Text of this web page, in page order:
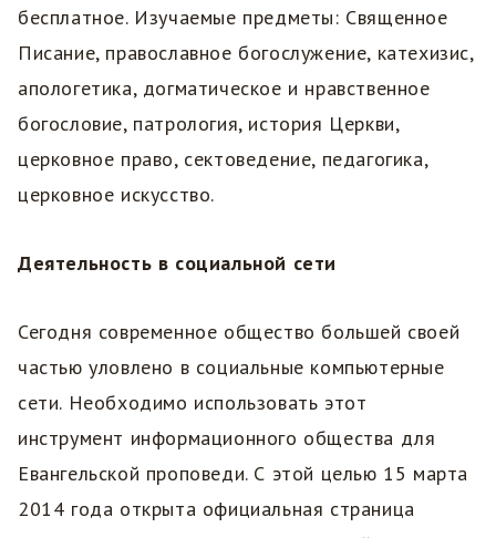
бесплатное. Изучаемые предметы: Священное
Писание, православное богослужение, катехизис,
апологетика, догматическое и нравственное
богословие, патрология, история Церкви,
церковное право, сектоведение, педагогика,
церковное искусство.
Деятельность в социальной сети
Сегодня современное общество большей своей
частью уловлено в социальные компьютерные
сети. Необходимо использовать этот
инструмент информационного общества для
Евангельской проповеди. С этой целью 15 марта
2014 года открыта официальная страница